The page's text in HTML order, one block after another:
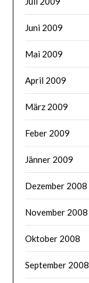
Juni 2009
Mai 2009
April 2009
März 2009
Feber 2009
Jänner 2009
Dezember 2008
November 2008
Oktober 2008
September 2008